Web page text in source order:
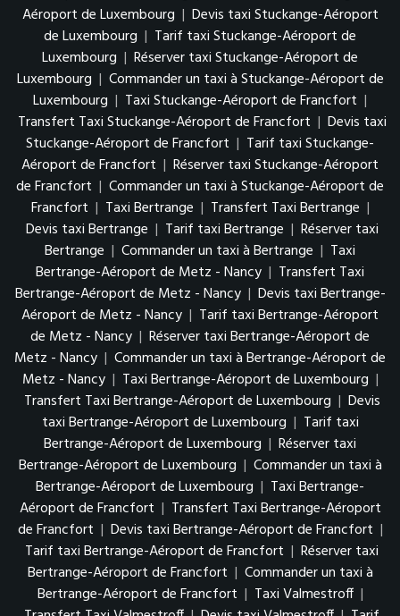
Aéroport de Luxembourg | Devis taxi Stuckange-Aéroport
de Luxembourg | Tarif taxi Stuckange-Aéroport de
Luxembourg | Réserver taxi Stuckange-Aéroport de
Luxembourg | Commander un taxi à Stuckange-Aéroport de
Luxembourg | Taxi Stuckange-Aéroport de Francfort |
Transfert Taxi Stuckange-Aéroport de Francfort | Devis taxi
Stuckange-Aéroport de Francfort | Tarif taxi Stuckange-
Aéroport de Francfort | Réserver taxi Stuckange-Aéroport
de Francfort | Commander un taxi à Stuckange-Aéroport de
Francfort | Taxi Bertrange | Transfert Taxi Bertrange |
Devis taxi Bertrange | Tarif taxi Bertrange | Réserver taxi
Bertrange | Commander un taxi à Bertrange | Taxi
Bertrange-Aéroport de Metz - Nancy | Transfert Taxi
Bertrange-Aéroport de Metz - Nancy | Devis taxi Bertrange-
Aéroport de Metz - Nancy | Tarif taxi Bertrange-Aéroport
de Metz - Nancy | Réserver taxi Bertrange-Aéroport de
Metz - Nancy | Commander un taxi à Bertrange-Aéroport de
Metz - Nancy | Taxi Bertrange-Aéroport de Luxembourg |
Transfert Taxi Bertrange-Aéroport de Luxembourg | Devis
taxi Bertrange-Aéroport de Luxembourg | Tarif taxi
Bertrange-Aéroport de Luxembourg | Réserver taxi
Bertrange-Aéroport de Luxembourg | Commander un taxi à
Bertrange-Aéroport de Luxembourg | Taxi Bertrange-
Aéroport de Francfort | Transfert Taxi Bertrange-Aéroport
de Francfort | Devis taxi Bertrange-Aéroport de Francfort |
Tarif taxi Bertrange-Aéroport de Francfort | Réserver taxi
Bertrange-Aéroport de Francfort | Commander un taxi à
Bertrange-Aéroport de Francfort | Taxi Valmestroff |